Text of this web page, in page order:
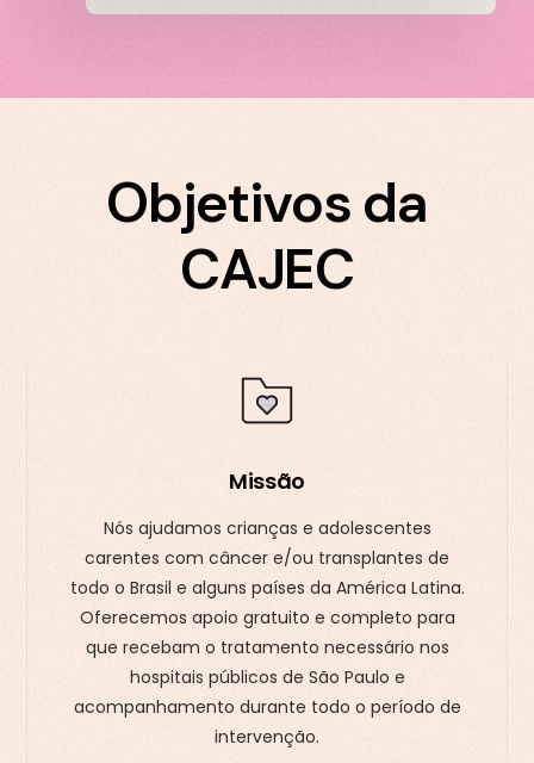
Objetivos da
CAJEC
Missão
Nós ajudamos crianças e adolescentes
carentes com câncer e/ou transplantes de
todo o Brasil e alguns países da América Latina.
Oferecemos apoio gratuito e completo para
que recebam o tratamento necessário nos
hospitais públicos de São Paulo e
acompanhamento durante todo o período de
intervenção.